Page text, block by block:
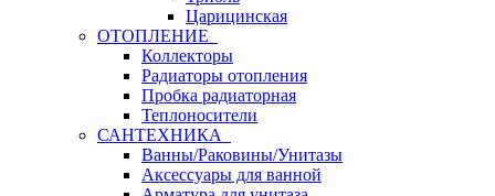
Царицинская
ОТОПЛЕНИЕ
Коллекторы
Радиаторы отопления
Пробка радиаторная
Теплоносители
САНТЕХНИКА
Ванны/Раковины/Унитазы
Аксессуары для ванной